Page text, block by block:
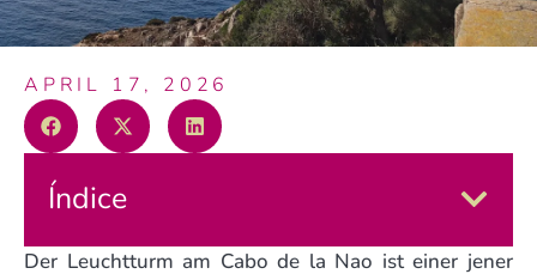
APRIL 17, 2026
Índice
Der Leuchtturm am Cabo de la Nao ist einer jener